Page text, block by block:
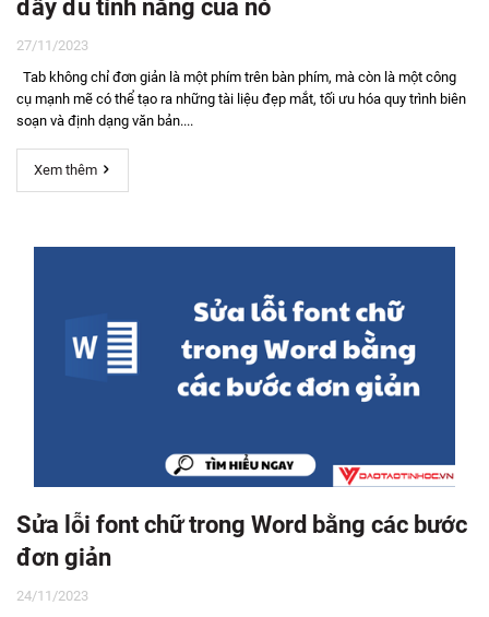
đầy đủ tính năng của nó
27/11/2023
Tab không chỉ đơn giản là một phím trên bàn phím, mà còn là một công
cụ mạnh mẽ có thể tạo ra những tài liệu đẹp mắt, tối ưu hóa quy trình biên
soạn và định dạng văn bản....
Xem thêm
Sửa lỗi font chữ trong Word bằng các bước
đơn giản
24/11/2023